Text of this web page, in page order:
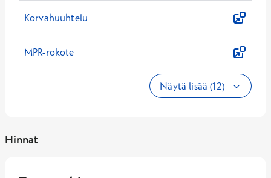
Korvahuuhtelu
MPR-rokote
Näytä lisää (12)
Hinnat